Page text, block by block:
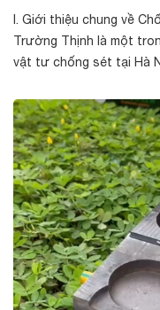
I. Giới thiệu chung về
Trường Thịnh là một
vật tư chống sét tại Hà
Tin tức